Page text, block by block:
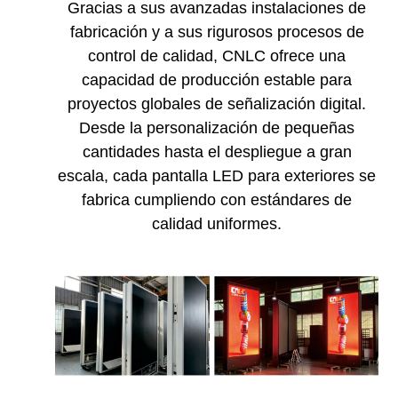
Gracias a sus avanzadas instalaciones de
fabricación y a sus rigurosos procesos de
control de calidad, CNLC ofrece una
capacidad de producción estable para
proyectos globales de señalización digital.
Desde la personalización de pequeñas
cantidades hasta el despliegue a gran
escala, cada pantalla LED para exteriores se
fabrica cumpliendo con estándares de
calidad uniformes.